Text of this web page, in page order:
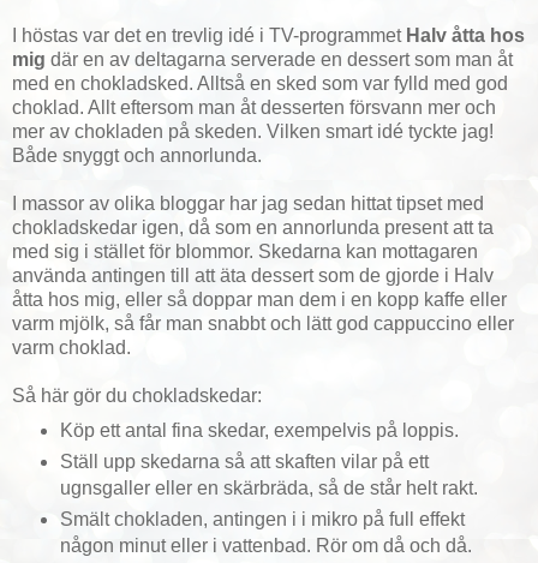
I höstas var det en trevlig idé i TV-programmet Halv åtta hos
mig där en av deltagarna serverade en dessert som man åt
med en chokladsked. Alltså en sked som var fylld med god
choklad. Allt eftersom man åt desserten försvann mer och
mer av chokladen på skeden. Vilken smart idé tyckte jag!
Både snyggt och annorlunda.
I massor av olika bloggar har jag sedan hittat tipset med
chokladskedar igen, då som en annorlunda present att ta
med sig i stället för blommor. Skedarna kan mottagaren
använda antingen till att äta dessert som de gjorde i Halv
åtta hos mig, eller så doppar man dem i en kopp kaffe eller
varm mjölk, så får man snabbt och lätt god cappuccino eller
varm choklad.
Så här gör du chokladskedar:
Köp ett antal fina skedar, exempelvis på loppis.
Ställ upp skedarna så att skaften vilar på ett
ugnsgaller eller en skärbräda, så de står helt rakt.
Smält chokladen, antingen i i mikro på full effekt
någon minut eller i vattenbad. Rör om då och då.